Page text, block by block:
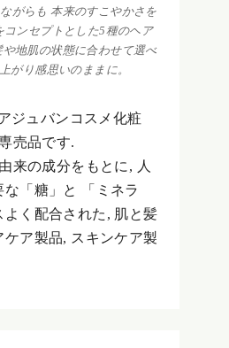
がらも 本来のすこやかさを
コンセプトとした5種のヘア
地肌の状態に合わせて選べ
がり感思いのままに。
ジュバンコスメ化粧
売品です.
来の成分をもとに, 人
な「糖」と 「ミネラ
よく配合された, 肌と髪
ケア製品, スキンケア製